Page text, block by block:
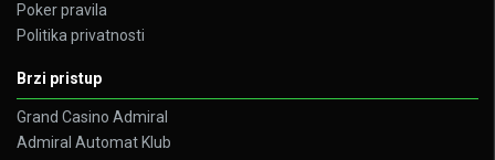
Poker pravila
Politika privatnosti
Brzi pristup
Grand Casino Admiral
Admiral Automat Klub